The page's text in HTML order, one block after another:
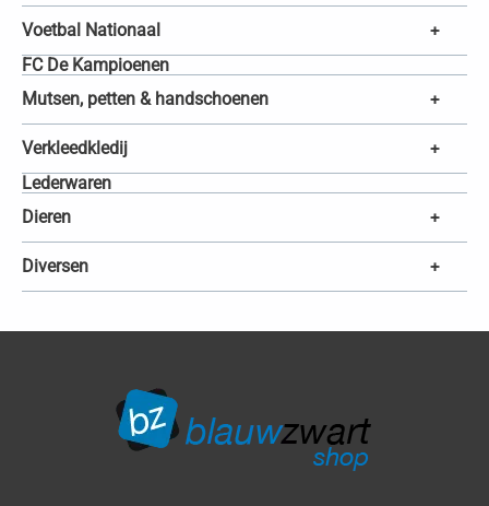
Voetbal Nationaal +
FC De Kampioenen
Mutsen, petten & handschoenen
+
Verkleedkledij +
Lederwaren
Dieren
+
Diversen +